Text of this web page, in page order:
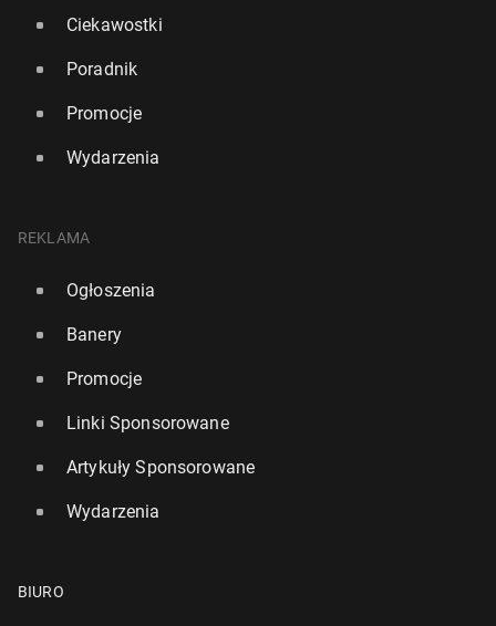
Ciekawostki
Poradnik
Promocje
Wydarzenia
REKLAMA
Ogłoszenia
Banery
Promocje
Linki Sponsorowane
Artykuły Sponsorowane
Wydarzenia
BIURO